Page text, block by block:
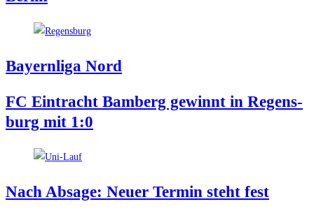
Bay­ern­li­ga Nord
FC Ein­tracht Bam­berg gewinnt in Regens­
burg mit 1:0
Nach Absa­ge: Neu­er Ter­min steht fest